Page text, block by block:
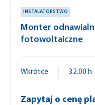
INSTALATORSTWO
Monter
fotowoltaiczne
Wkrótce 32.00 h
Zapytaj o cenę